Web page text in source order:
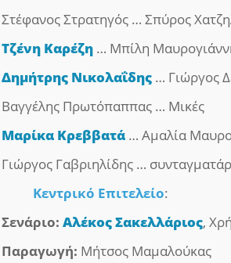
Στέφανος Στρατηγός … Σπύρος
Τζένη Καρέζη … Μπίλη
Δημήτρης Νικολαΐδης … Γιώργος
Βαγγέλης Πρωτόπαππας … Μικές
Μαρίκα Κρεββατά … Αμαλία
Γιώργος Γαβριηλίδης …
Κεντρικό Επιτελείο:
Σενάριο: Αλέκος Σακελλάριος,
Παραγωγή: Μήτσος Μαμαλούκας